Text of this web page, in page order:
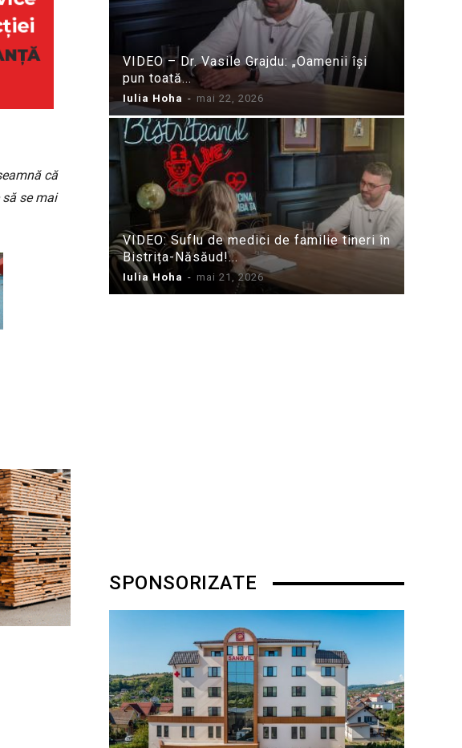
că
se mai
VIDEO – Dr. Vasile Grajdu: „Oamenii își
pun toată...
Iulia Hoha - mai 22, 2026
VIDEO: Suflu de medici de familie tineri în
Bistrița-Năsăud!...
Iulia Hoha - mai 21, 2026
SPONSORIZATE